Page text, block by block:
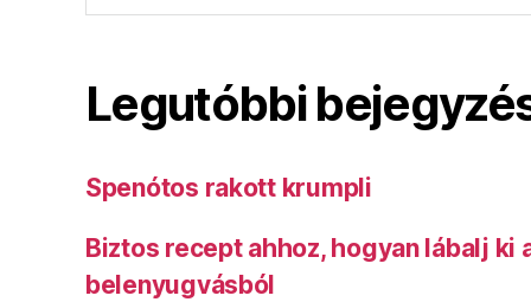
Legutóbbi
Spenótos rakott krumpli
Biztos recept ahhoz, hogyan lábalj ki
belenyugvásból